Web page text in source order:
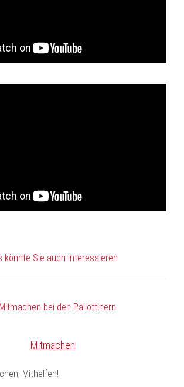
könnte Sie auch interessieren
Mitmachen
Mithelfen!